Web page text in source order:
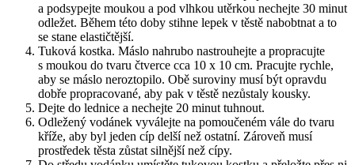
a podsypejte moukou a pod vlhkou utěrkou nechejte 30 minut
odležet. Během této doby stihne lepek v těstě nabobtnat a to
se stane elastičtější.
Tuková kostka. Máslo nahrubo nastrouhejte a propracujte
s moukou do tvaru čtverce cca 10 x 10 cm. Pracujte rychle,
aby se máslo neroztopilo. Obě suroviny musí být opravdu
dobře propracované, aby pak v těstě nezůstaly kousky.
Dejte do lednice a nechejte 20 minut tuhnout.
Odležený vodánek vyválejte na pomoučeném vále do tvaru
kříže, aby byl jeden cíp delší než ostatní. Zároveň musí
prostředek těsta zůstat silnější než cípy.